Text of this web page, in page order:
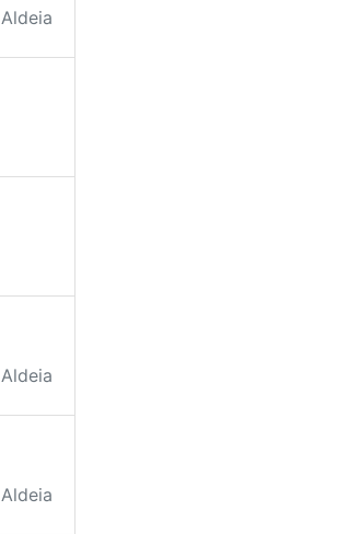
Aldeia
Aldeia
Aldeia